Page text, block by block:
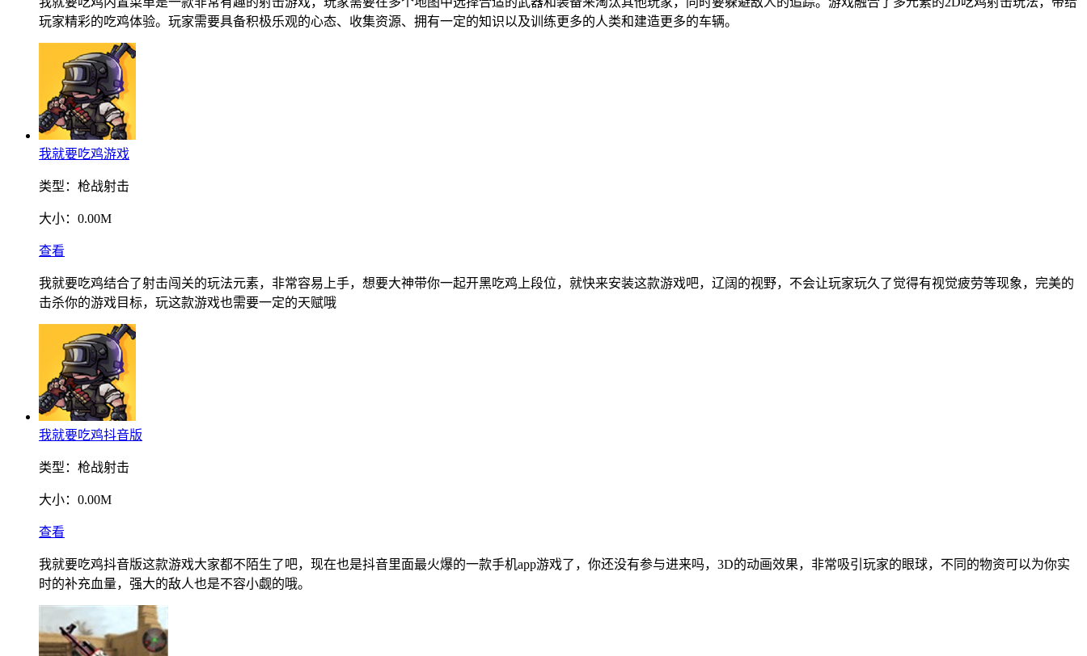
玩家精彩的吃鸡体验。玩家需要具备积极乐观的心态、收集资源、拥有一定的知识以及训练更多的人类和建造更多的车辆。
我就要吃鸡游戏
类型： 枪战射击
大小： 0.00M
查看
我就要吃鸡结合了射击闯关的玩法元素，非常容易上手，想要大神带你一起开黑吃鸡上段位，就快来安装这款游戏吧，辽阔的视野，不会让玩家玩久了觉得有视觉疲劳等现象，完美的
击杀你的游戏目标，玩这款游戏也需要一定的天赋哦
我就要吃鸡抖音版
类型： 枪战射击
大小： 0.00M
查看
我就要吃鸡抖音版这款游戏大家都不陌生了吧，现在也是抖音里面最火爆的一款手机app游戏了，你还没有参与进来吗，3D的动画效果，非常吸引玩家的眼球，不同的物资可以为你实
时的补充血量，强大的敌人也是不容小觑的哦。